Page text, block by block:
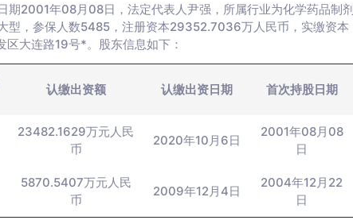
期2001年08月08日，法定代表人尹强，所属行业为化学药品制剂
型，参保人数5485，注册资本29352.7036万人民币，实缴资本
大连路19号*。股东信息如下：
认缴出资额 认缴出资日期 首次持股日期
23482.1629万元人民
币
2020年10月6日
2001年08月08
日
5870.5407万元人民
币
2009年12月4日
2004年12月22
日